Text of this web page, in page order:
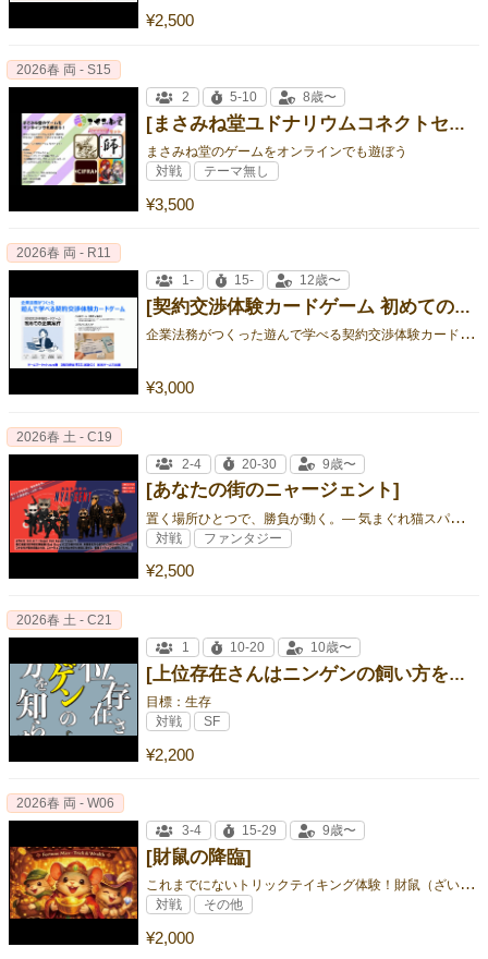
¥2,500
[まさみね堂ユドナリウムコネクトセット]
まさみね堂のゲームをオンラインでも遊ぼう
¥3,500
2026春 両 - S15
2
5-10 8歳〜
対戦 テーマ無し
[契約交渉体験カードゲーム 初めての企業案件]
企
業法務がつくった遊んで学べる契約交渉体験カードゲーム
¥3,000
2026春 両 - R11
1-
15- 12歳〜
[あなたの街のニャージェント]
置
く場所ひとつで、勝負が動く。― 気まぐれ猫スパイのルート改変型レースゲーム！
¥2,500
2026春 土 - C19
2-4
20-30 9歳〜
対戦 ファンタジー
[上位存在さんはニンゲンの飼い方を知らない。]
目標：生存
¥2,200
2026春 土 - C21
1
10-20 10歳〜
対戦 SF
[財鼠の降臨]
こ
れまでにないトリックテイキング体験！財鼠（ざいねずみ）の降臨で驚きも倍増！
¥2,000
2026春 両 - W06
3-4
15-29 9歳〜
対戦 その他